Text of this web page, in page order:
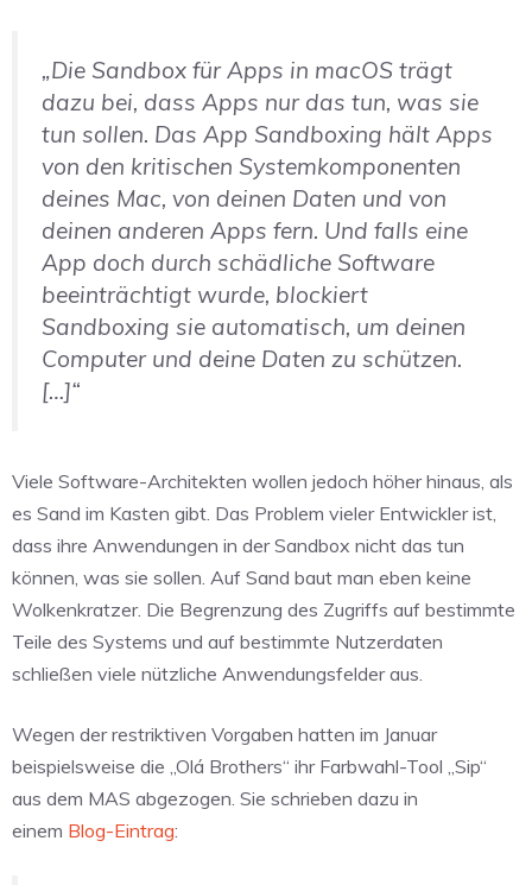
„Die Sandbox für Apps in macOS trägt
dazu bei, dass Apps nur das tun, was sie
tun sollen. Das App Sandboxing hält Apps
von den kritischen Systemkomponenten
deines Mac, von deinen Daten und von
deinen anderen Apps fern. Und falls eine
App doch durch schädliche Software
beeinträchtigt wurde, blockiert
Sandboxing sie automatisch, um deinen
Computer und deine Daten zu schützen.
[…]“
Viele Software-Architekten wollen jedoch höher hinaus, als
es Sand im Kasten gibt. Das Problem vieler Entwickler ist,
dass ihre Anwendungen in der Sandbox nicht das tun
können, was sie sollen. Auf Sand baut man eben keine
Wolkenkratzer. Die Begrenzung des Zugriffs auf bestimmte
Teile des Systems und auf bestimmte Nutzerdaten
schließen viele nützliche Anwendungsfelder aus.
Wegen der restriktiven Vorgaben hatten im Januar
beispielsweise die „Olá Brothers“ ihr Farbwahl-Tool „Sip“
aus dem MAS abgezogen. Sie schrieben dazu in
einem Blog-Eintrag: